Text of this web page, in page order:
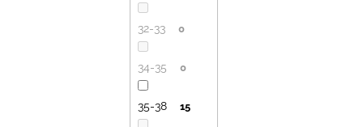
32-33 0
34-35 0
35-38 15